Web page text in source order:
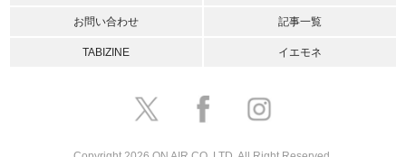
お問い合わせ 記事一覧
TABIZINE イエモネ